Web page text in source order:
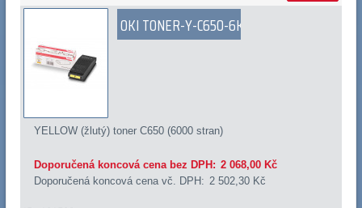
OKI TONER-Y-C650-6K
YELLOW (žlutý) toner C650 (6000 stran)
Doporučená koncová cena bez DPH: 2 068,00 Kč
Doporučená koncová cena vč. DPH: 2 502,30 Kč